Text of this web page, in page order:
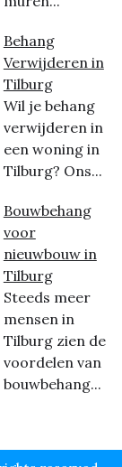
Behang
Verwijderen in
Tilburg
Wil je behang
verwijderen in
een woning in
Tilburg? Ons...
Bouwbehang
voor
nieuwbouw in
Tilburg
Steeds meer
mensen in
Tilburg zien de
voordelen van
bouwbehang...